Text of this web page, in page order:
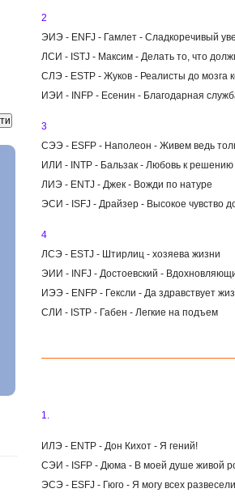
2
ЭИЭ - ENFJ - Гамлет - Сладкоречивый
ЛСИ - ISTJ - Максим - Делать то, что
СЛЭ - ESTP - Жуков - Реалисты до мозга
ИЭИ - INFP - Есенин - Благодарная
3
СЭЭ - ESFP - Наполеон - Живем ведь
ИЛИ - INTP - Бальзак - Любовь к
ЛИЭ - ENTJ - Джек - Вожди по натуре
ЭСИ - ISFJ - Драйзер - Высокое чувство
4
ЛСЭ - ESTJ - Штирлиц - хозяева жизни
ЭИИ - INFJ - Достоевский -
ИЭЭ - ENFP - Гексли - Да здравствует
СЛИ - ISTP - Габен - Легкие на подъем
1.
ИЛЭ - ENTP - Дон Кихот - Я гений!
СЭИ - ISFP - Дюма - В моей душе живой
ЭСЭ - ESFJ - Гюго - Я могу всех